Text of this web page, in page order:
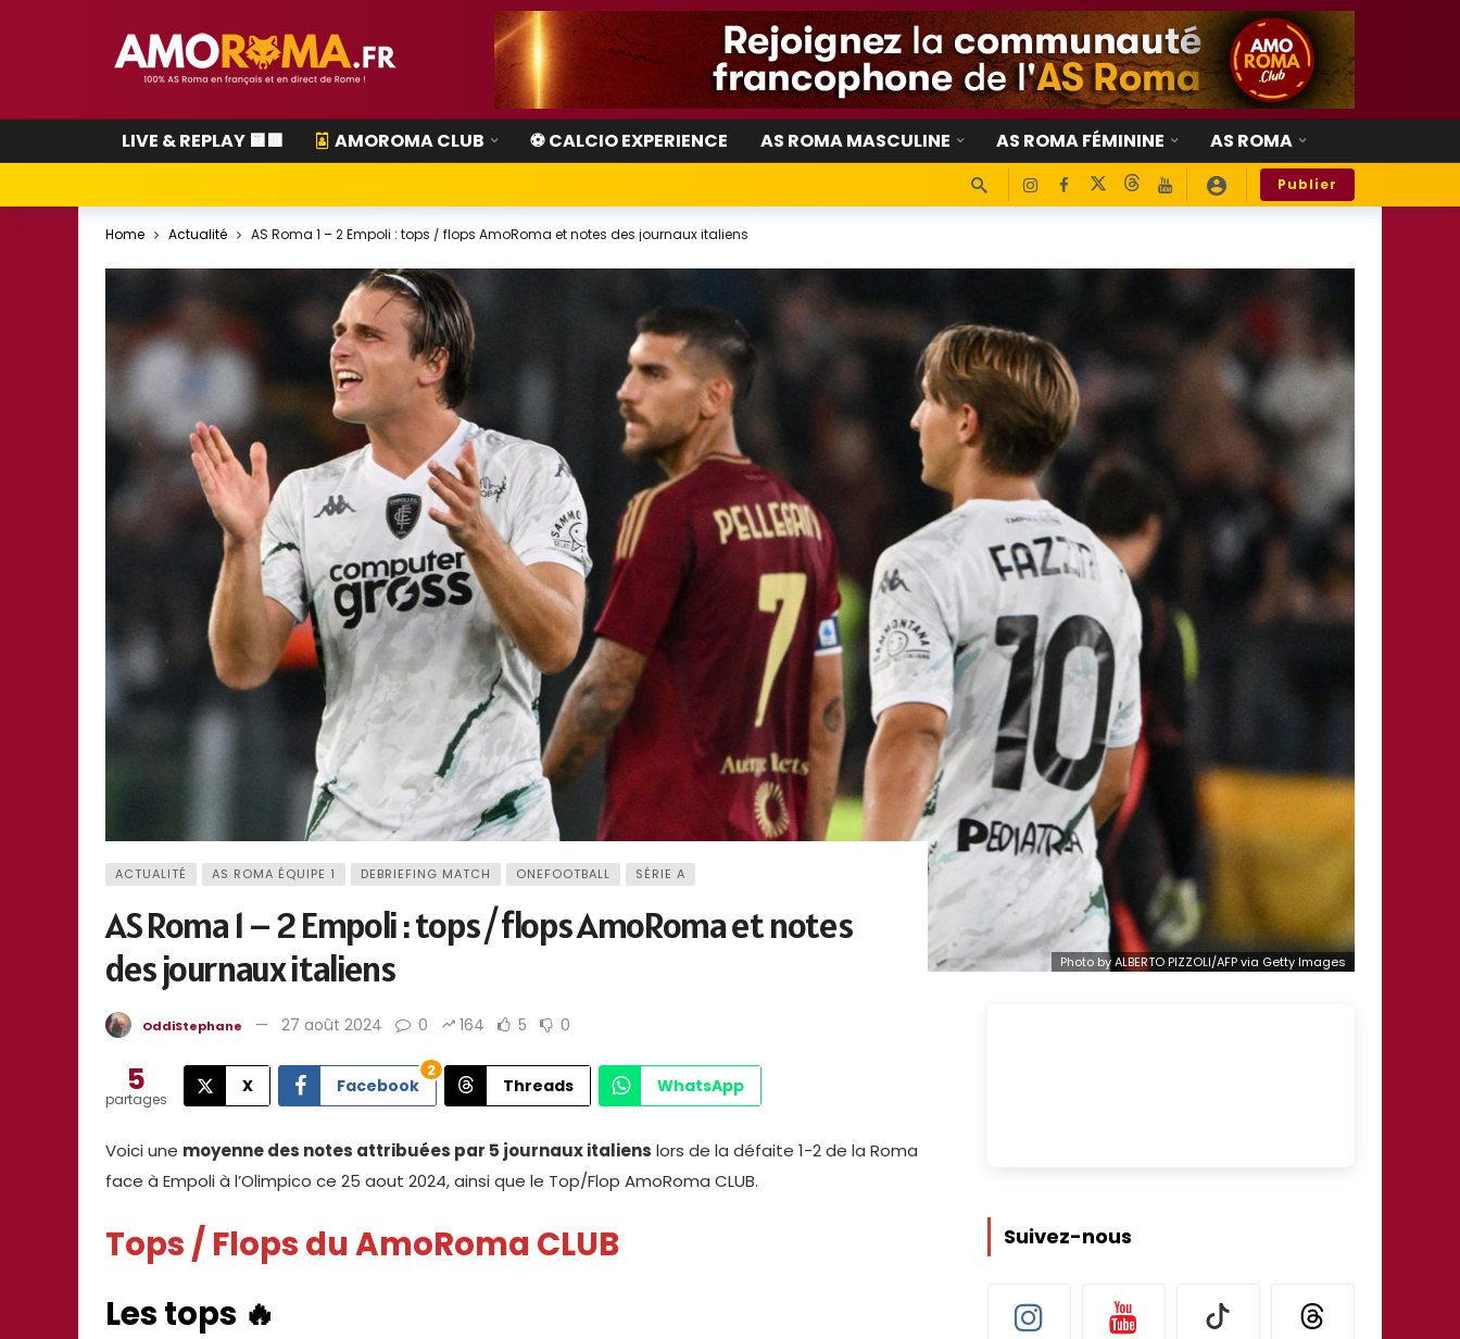
LIVE & REPLAY 🟨🟥 AMOROMA CLUB ⚽ CALCIO EXPERIENCE AS ROMA MASCULINE AS ROMA FÉMININE AS ROMA
Publier
Home Actualité AS Roma 1 – 2 Empoli : tops / flops AmoRoma et notes des journaux italiens
Photo by ALBERTO PIZZOLI/AFP via Getty Images
ACTUALITÉ AS ROMA ÉQUIPE 1 DEBRIEFING MATCH ONEFOOTBALL SÉRIE A
AS Roma 1 – 2 Empoli : tops / flops AmoRoma et notes
des journaux italiens
OddiStephane 27 août 2024 0 164 5 0
5
partages
X Facebook
2
Threads WhatsApp
Voici une moyenne des notes attribuées par 5 journaux italiens lors de la défaite 1-2 de la Roma
face à Empoli à l’Olimpico ce 25 aout 2024, ainsi que le Top/Flop AmoRoma CLUB.
Tops / Flops du AmoRoma CLUB
Les tops 🔥
Suivez-nous